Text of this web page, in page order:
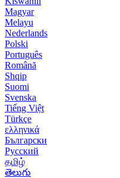
Magyar
Melayu
Nederlands
Polski
Português
Română
Shqip
Suomi
Svenska
Tiếng Việt
Türkçe
ελληνικά
Български
Русский
தமிழ்
తెలుగు